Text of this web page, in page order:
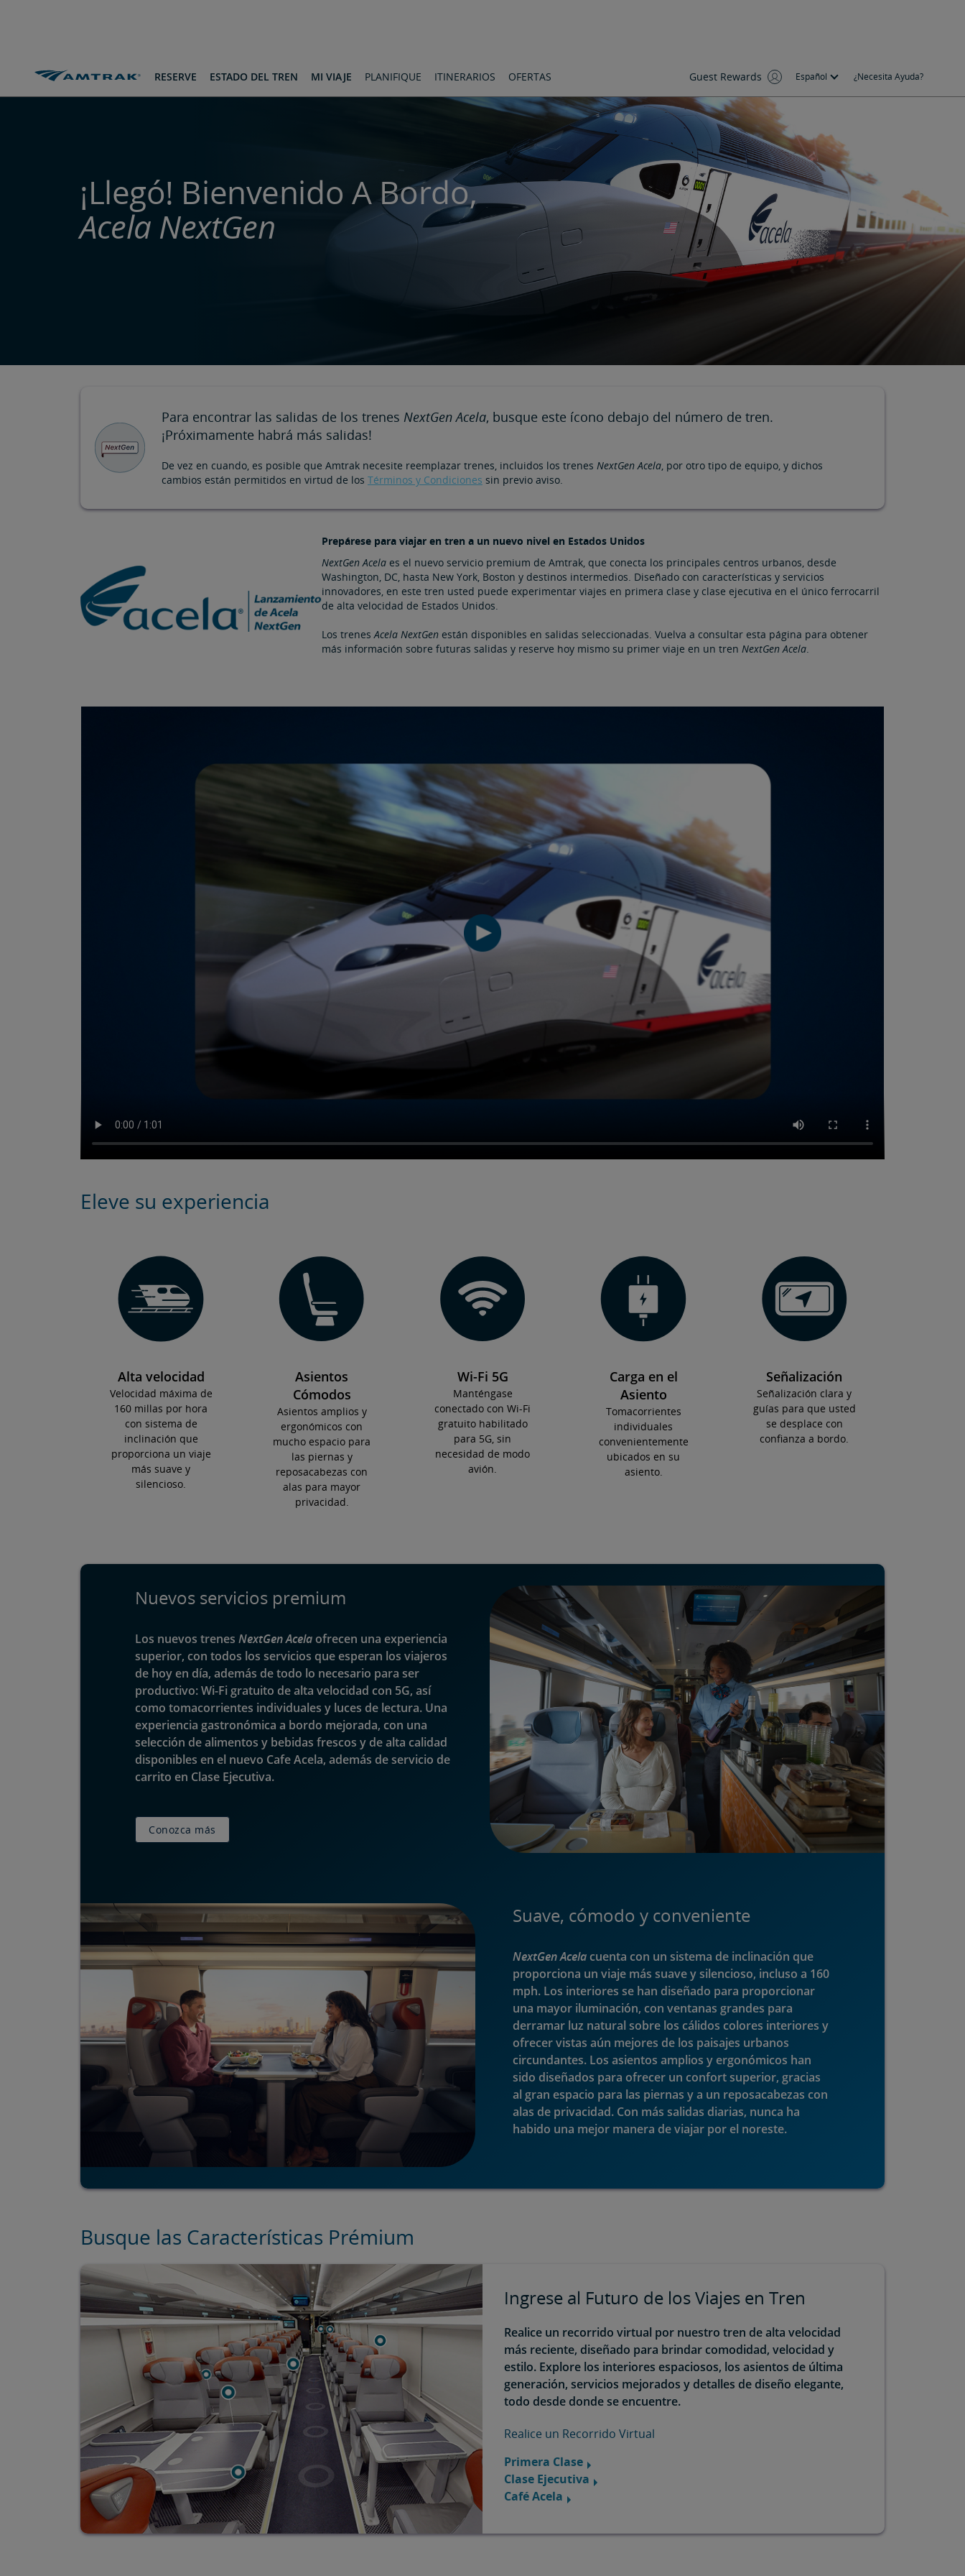
RESERVE
ESTADO DEL TREN MI VIAJE PLANIFIQUE ITINERARIOS OFERTAS Guest Rewards Español ¿Necesita Ayuda?
¡Llegó! Bienvenido A Bordo,
Acela NextGen
Para encontrar las salidas de los trenes NextGen Acela​​​, busque este ícono debajo del número de tren.
¡Próximamente habrá más salidas!
De vez en cuando, es posible que Amtrak necesite reemplazar trenes, incluidos los trenes NextGen Acela, por otro tipo de equipo, y dichos
cambios están permitidos en virtud de los Términos y Condiciones sin previo aviso.
Prepárese para viajar en tren a un nuevo nivel en Estados Unidos
NextGen Acela es el nuevo servicio premium de Amtrak, que conecta los principales centros urbanos, desde
Washington, DC, hasta New York, Boston y destinos intermedios. Diseñado con características y servicios
innovadores, en este tren usted puede experimentar viajes en primera clase y clase ejecutiva en el único ferrocarril
de alta velocidad de Estados Unidos.
Los trenesAcela NextGen están disponibles en salidas seleccionadas. Vuelva a consultar esta página para obtener
más información sobre futuras salidas y reserve hoy mismo su primer viaje en un tren NextGen Acela.
Eleve su experiencia
Alta velocidad
Velocidad máxima de
160 millas por hora
con sistema de
inclinación que
proporciona un viaje
más suave y
silencioso.
Asientos
Cómodos
Asientos amplios y
ergonómicos con
mucho espacio para
las piernas y
reposacabezas con
alas para mayor
privacidad.
Wi-Fi 5G
Manténgase
conectado con Wi-Fi
gratuito habilitado
para 5G, sin
necesidad de modo
avión.
Carga en el
Asiento
Tomacorrientes
individuales
convenientemente
ubicados en su
asiento.
Señalización
Señalización clara y
guías para que usted
se desplace con
confianza a bordo.
Nuevos servicios​​​​​​​ premium
Los nuevos trenes NextGen Acela ofrecen una experiencia
superior, con todos los servicios que esperan los viajeros
de hoy en día, además de todo lo necesario para ser
productivo: Wi-Fi gratuito de alta velocidad con 5G, así
como tomacorrientes individuales y luces de lectura. Una
experiencia gastronómica a bordo mejorada, con una
selección de alimentos y bebidas frescos y de alta calidad
disponibles en el nuevo Cafe Acela, además de servicio de
carrito en Clase Ejecutiva.
Conozca más
Suave, cómodo y conveniente
​​​​​​​NextGen Acela cuenta con un sistema de inclinación que
proporciona un viaje más suave y silencioso, incluso a 160​​​​​​​
mph. Los interiores se han diseñado para proporcionar
una mayor iluminación, con ventanas grandes para
derramar luz natural sobre los cálidos colores interiores y
ofrecer vistas aún mejores de los paisajes urbanos
circundantes. Los asientos amplios y ergonómicos han
sido diseñados para ofrecer un confort superior, gracias
al gran espacio para las piernas y a un reposacabezas con
alas de privacidad. Con más salidas diarias, nunca ha
habido una mejor manera de viajar por el noreste.
Busque las Características Prémium
Ingrese al Futuro de los Viajes en Tren
Realice un recorrido virtual por nuestro tren de alta velocidad
más reciente, diseñado para brindar comodidad, velocidad y
estilo. Explore los interiores espaciosos, los asientos de última
generación, servicios mejorados y detalles de diseño elegante,
todo desde donde se encuentre.
Realice un Recorrido Virtual
Primera Clase
Clase Ejecutiva
Café Acela